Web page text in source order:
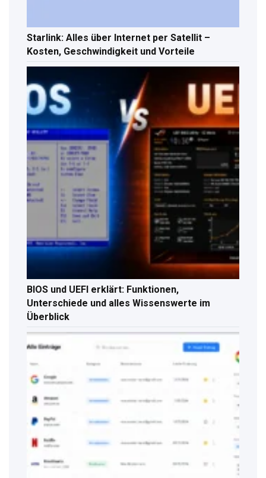
Starlink: Alles über Internet per Satellit –
Kosten, Geschwindigkeit und Vorteile
BIOS und UEFI erklärt: Funktionen,
Unterschiede und alles Wissenswerte im
Überblick